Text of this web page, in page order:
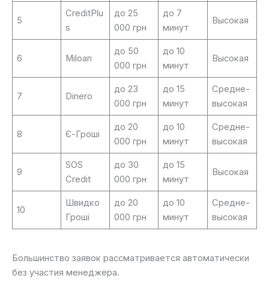
5
CreditPlu
s
до 25
000 грн
до 7
минут
Высокая
6 Miloan
до 50
000 грн
до 10
минут
Высокая
7 Dinero
до 23
000 грн
до 15
минут
Средне-
высокая
8 Є-Гроші
до 20
000 грн
до 10
минут
Средне-
высокая
9
SOS
Credit
до 30
000 грн
до 15
минут
Высокая
10
Швидко
Гроші
до 20
000 грн
до 10
минут
Средне-
высокая
Большинство заявок рассматривается автоматически
без участия менеджера.